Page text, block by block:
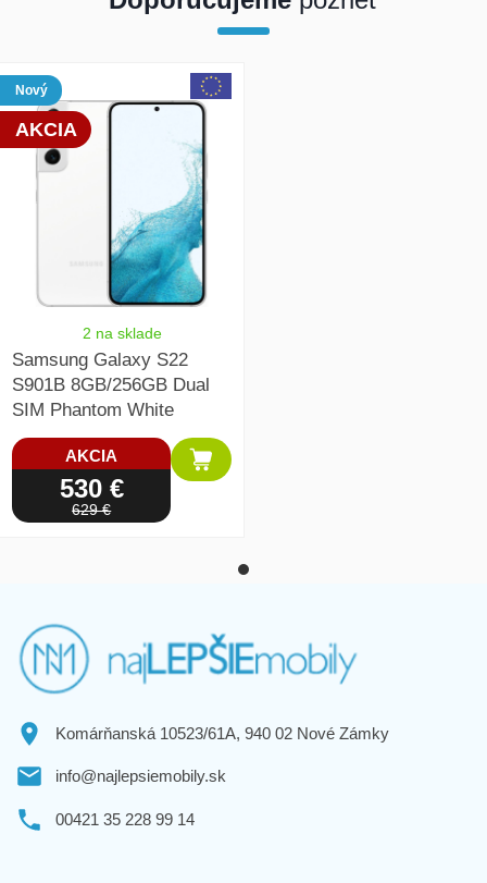
array(1) { [0]=> int(198927) }
Nový
AKCIA
2 na sklade
Samsung Galaxy S22
S901B 8GB/256GB Dual
SIM Phantom White
AKCIA
530 €
629 €
Komárňanská 10523/61A, 940 02 Nové Zámky
info@najlepsiemobily.sk
00421 35 228 99 14